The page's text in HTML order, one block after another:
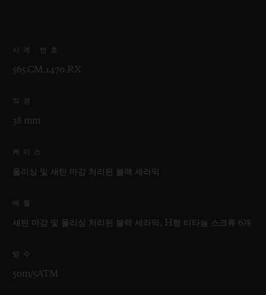
시계 번호
565.CM.1470.RX
직경
38 mm
케이스
폴리싱 및 새틴 마감 처리된 블랙 세라믹
베젤
새틴 마감 및 폴리싱 처리된 블랙 세라믹, H형 티타늄 스크류 6개
방수
50m/5ATM